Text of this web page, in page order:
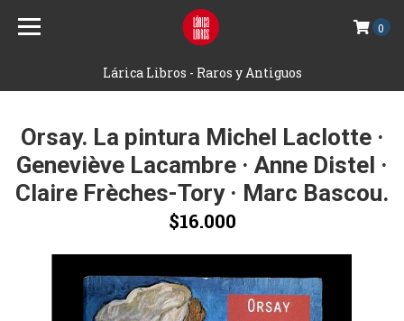
Lárica Libros - Raros y Antiguos
0
Orsay. La pintura Michel Laclotte ·
Geneviève Lacambre · Anne Distel ·
Claire Frèches-Tory · Marc Bascou.
$16.000